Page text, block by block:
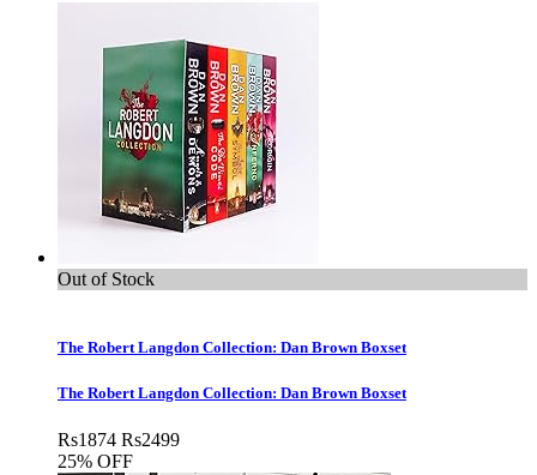
Out of Stock
The Robert Langdon Collection: Dan Brown Boxset
The Robert Langdon Collection: Dan Brown Boxset
Rs1874 Rs2499
25% OFF